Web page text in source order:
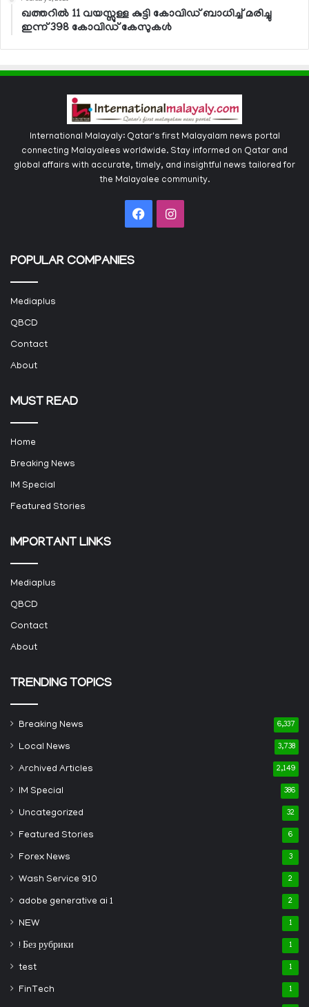
ഖത്തറില്‍ 11 വയസ്സുള്ള കുട്ടി കോവിഡ് ബാധിച്ച് മരിച്ചു
ഇന്ന് 398 കോവിഡ് കേസുകള്‍
International Malayaly: Qatar's first Malayalam news portal
connecting Malayalees worldwide. Stay informed on Qatar and
global affairs with accurate, timely, and insightful news tailored for
the Malayalee community.
FacebookInstagram
POPULAR COMPANIES
Mediaplus
QBCD
Contact
About
MUST READ
Home
Breaking News
IM Special
Featured Stories
IMPORTANT LINKS
Mediaplus
QBCD
Contact
About
TRENDING TOPICS
Breaking News 6,337
Local News 3,738
Archived Articles 2,149
IM Special 386
Uncategorized 32
Featured Stories 6
Forex News 3
Wash Service 910 2
adobe generative ai 1 2
NEW 1
! Без рубрики 1
test 1
FinTech 1